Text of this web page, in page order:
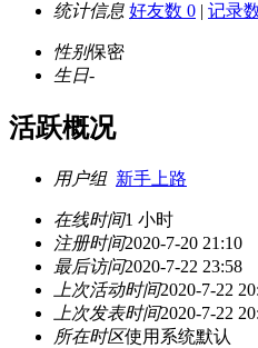
统计信息 好友数 0 | 记录
性别保密
生日-
活跃概况
用户组 新手上路
在线时间1 小时
注册时间2020-7-20 21:10
最后访问2020-7-22 23:58
上次活动时间2020-7-22
上次发表时间2020-7-22
所在时区使用系统默认